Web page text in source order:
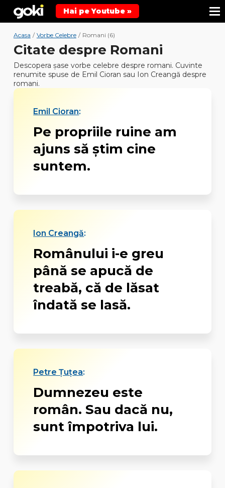
Hai pe Youtube »
Acasa / Vorbe Celebre / Romani (6)
Citate despre Romani
Descopera şase vorbe celebre despre romani. Cuvinte
renumite spuse de Emil Cioran sau Ion Creangă despre
romani.
Emil Cioran:
Pe propriile ruine am
ajuns să ştim cine
suntem.
Ion Creangă:
Românului i-e greu
până se apucă de
treabă, că de lăsat
îndată se lasă.
Petre Țuțea:
Dumnezeu este
român. Sau dacă nu,
sunt împotriva lui.